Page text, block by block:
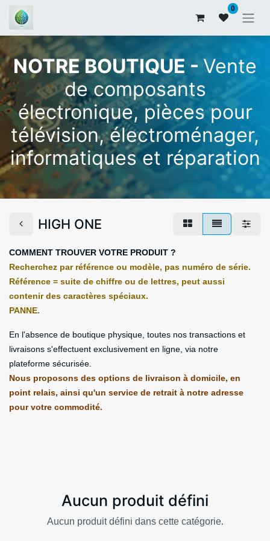
0
NOTRE BOUTIQUE -Vente
de composants
électronique, pièces pour
télévision, électroménager,
informatiques et réparation
HIGH ONE
COMMENT TROUVER VOTRE PRODUIT ?
Recherchez par référence ou modèle, pas numéro de série.
Référence = suite de chiffre ou de lettres, peut aussi
contenir des caractères spéciaux.
PANNE.
En l'absence de boutique physique, toutes nos transactions et
livraisons s'effectuent exclusivement en ligne, via notre
plateforme sécurisée.
Nous proposons des options de livraison à domicile, en
point relais, ainsi qu'un service de retrait à notre adresse
pour votre commodité.
Aucun produit défini
Aucun produit défini dans cette catégorie.